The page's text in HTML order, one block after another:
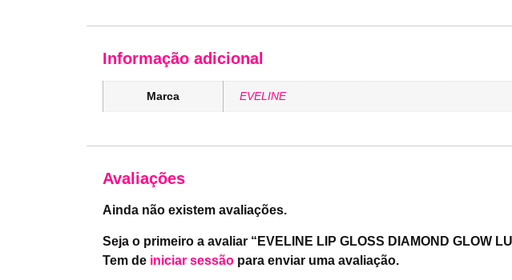
Informação adicional
Marca EVELINE
Avaliações
Ainda não existem avaliações.
Seja o primeiro a avaliar “EVELINE LIP GLOSS DIAMOND GLOW
Tem de iniciar sessãopara enviar uma avaliação.